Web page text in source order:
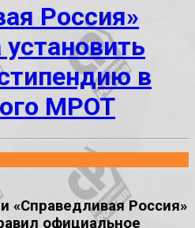
Россия»
в
МРОТ
«Справедливая Россия»
официальное